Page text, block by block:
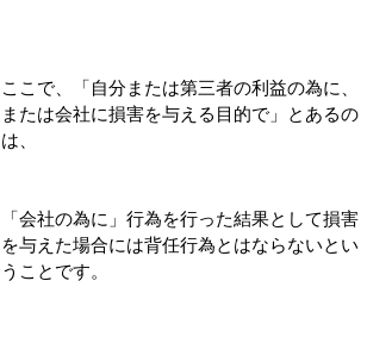
ここで、「自分または第三者の利益の為に、
または会社に損害を与える目的で」とあるの
は、
「会社の為に」行為を行った結果として損害
を与えた場合には背任行為とはならないとい
うことです。